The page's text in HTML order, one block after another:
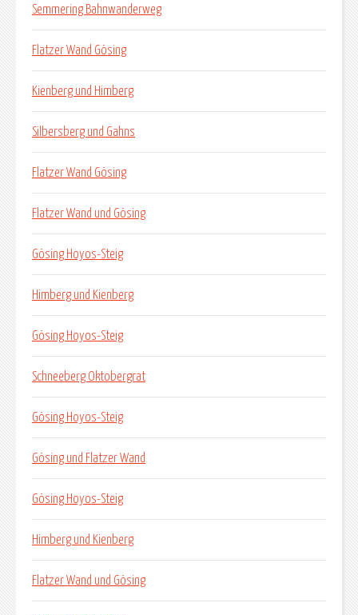
Semmering Bahnwanderweg
Flatzer Wand Gösing
Kienberg und Himberg
Silbersberg und Gahns
Flatzer Wand Gösing
Flatzer Wand und Gösing
Gösing Hoyos-Steig
Himberg und Kienberg
Gösing Hoyos-Steig
Schneeberg Oktobergrat
Gösing Hoyos-Steig
Gösing und Flatzer Wand
Gösing Hoyos-Steig
Himberg und Kienberg
Flatzer Wand und Gösing